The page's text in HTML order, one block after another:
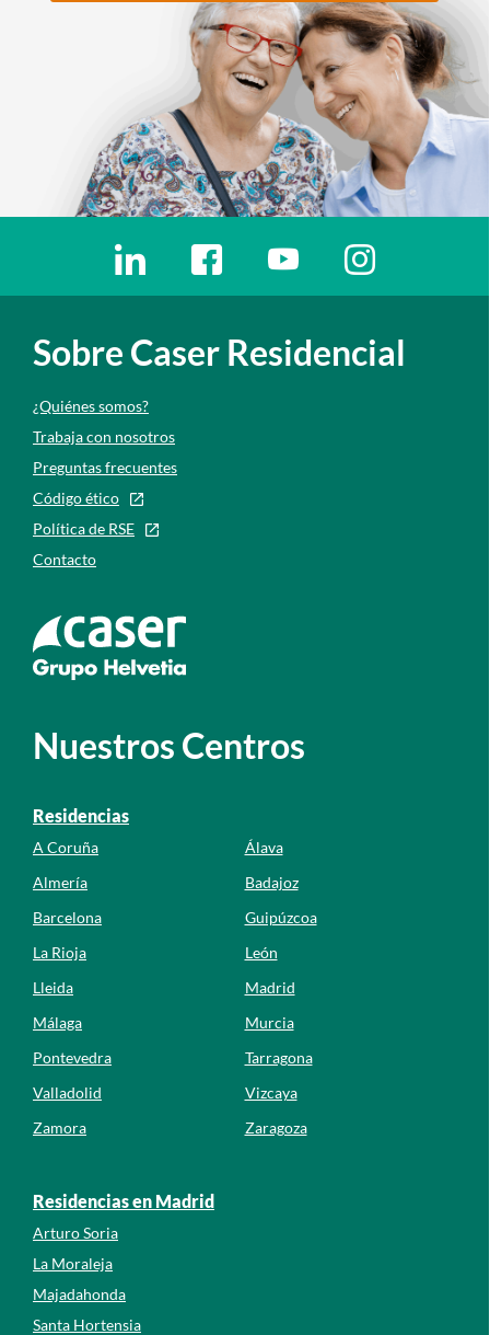
Ir a a la red social. Abre ventana nueva
Ir a a la red social. Abre ventana
Ir a a la red social. Abre
Ir a a la red
Sobre Caser Residencial
¿Quiénes somos?
Trabaja con nosotros
Preguntas frecuentes
Código ético
Política de RSE
Contacto
Ir a la web de caser
Nuestros Centros
Residencias
A Coruña
Álava
Almería
Badajoz
Barcelona
Guipúzcoa
La Rioja
León
Lleida
Madrid
Málaga
Murcia
Pontevedra
Tarragona
Valladolid
Vizcaya
Zamora
Zaragoza
Residencias en Madrid
Arturo Soria
La Moraleja
Majadahonda
Santa Hortensia